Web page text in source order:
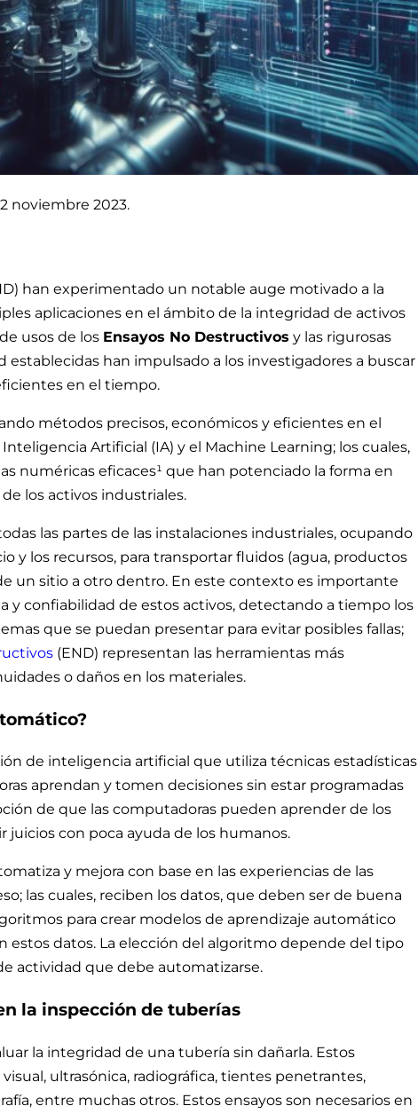
noviembre 2023.
han experimentado un notable auge motivado a la
aplicaciones en el ámbito de la integridad de activos
usos de los Ensayos No Destructivos y las rigurosas
establecidas han impulsado a los investigadores a buscar
en el tiempo.
métodos precisos, económicos y eficientes en el
Artificial (IA) y el Machine Learning; los cuales,
numéricas eficaces¹ que han potenciado la forma en
los activos industriales.
las partes de las instalaciones industriales, ocupando
y los recursos, para transportar fluidos (agua, productos
un sitio a otro dentro. En este contexto es importante
y confiabilidad de estos activos, detectando a tiempo los
que se puedan presentar para evitar posibles fallas;
(END) representan las herramientas más
o daños en los materiales.
de inteligencia artificial que utiliza técnicas estadísticas
aprendan y tomen decisiones sin estar programadas
de que las computadoras pueden aprender de los
con poca ayuda de los humanos.
y mejora con base en las experiencias de las
las cuales, reciben los datos, que deben ser de buena
para crear modelos de aprendizaje automático
estos datos. La elección del algoritmo depende del tipo
actividad que debe automatizarse.
la inspección de tuberías
la integridad de una tubería sin dañarla. Estos
ultrasónica, radiográfica, tientes penetrantes,
entre muchas otros. Estos ensayos son necesarios en